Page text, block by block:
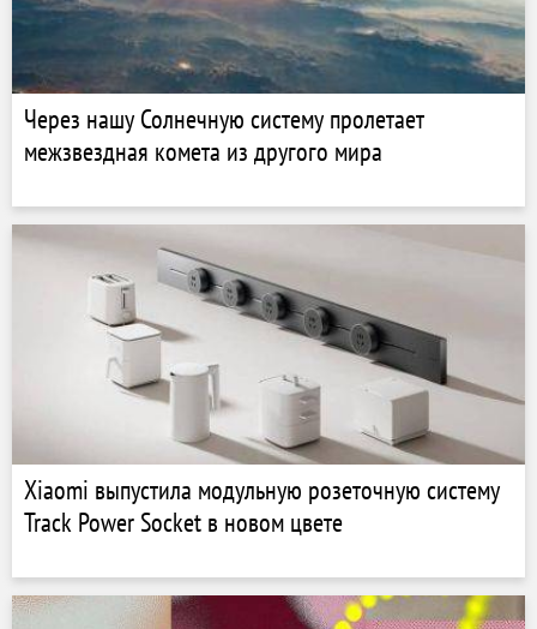
Через нашу Солнечную систему пролетает
межзвездная комета из другого мира
Xiaomi выпустила модульную розеточную систему
Track Power Socket в новом цвете